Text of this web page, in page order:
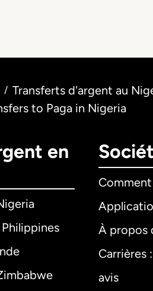
/ Transferts d'argent au
to Paga in Nigeria
en
À propos
Carrières
avis